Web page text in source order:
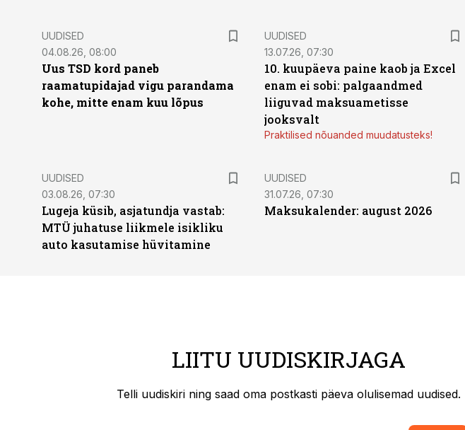
UUDISED
04.08.26, 08:00
Uus TSD kord paneb
raamatupidajad vigu parandama
kohe, mitte enam kuu lõpus
UUDISED
13.07.26, 07:30
10. kuupäeva paine kaob ja Excel
enam ei sobi: palgaandmed
liiguvad maksuametisse
jooksvalt
Praktilised nõuanded muudatusteks!
UUDISED
03.08.26, 07:30
Lugeja küsib, asjatundja vastab:
MTÜ juhatuse liikmele isikliku
auto kasutamise hüvitamine
UUDISED
31.07.26, 07:30
Maksukalender: august 2026
LIITU UUDISKIRJAGA
Telli uudiskiri ning saad oma postkasti päeva olulisemad uudised.